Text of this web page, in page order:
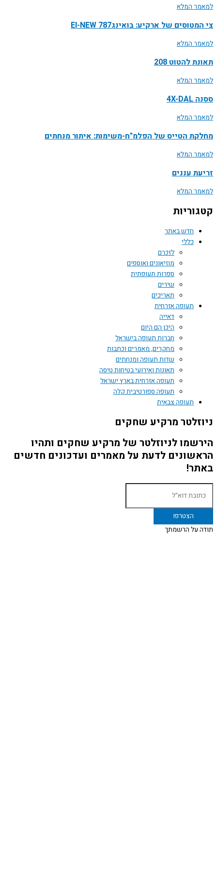
למאמר המלא
צי המטוסים של ארקיע: בואינג787 EI-NEW
למאמר המלא
תאונת להטוט 208
למאמר המלא
ססנה 4X-DAL
למאמר המלא
מחלקת הטייס של הפלמ"ח-משימות: איתור מנחתים
למאמר המלא
זריעת עננים
למאמר המלא
קטגוריות
חדש באתר
כללי
לזכרם
מוזיאונים ואוספים
ספרות תעופתית
שירים
תאריכים
תעופה אזרחית
דאייה
היכן הם היום
חברות תעופה בישראל
מחקרים, מאמרים וכתבות
שדות תעופה ומנחתים
תאונות ואירועי בטיחות טיסה
תעופה אזרחית בארץ ישראל
תעופה ספורטיבית קלה
תעופה צבאית
ניוזלטר מרקיע שחקים
הירשמו לניוזלטר של מרקיע שחקים ותהיו
הראשונים לדעת על מאמרים ועדכונים חדשים
באתר!
תודה על הרשמתך